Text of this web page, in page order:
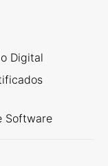
Digital
Software